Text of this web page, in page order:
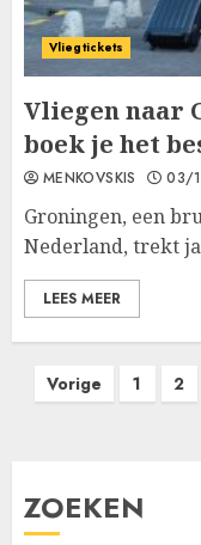
Vliegtickets
Vliegen naar
boek je het
MENKOVSKIS 03/
Groningen, een
Nederland, trekt
LEES MEER
Berichten
Vorige 1 2
ZOEKEN